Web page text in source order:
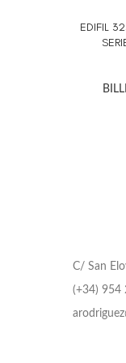
AÑADIR
EDIFIL
C/ San
(+34) 954